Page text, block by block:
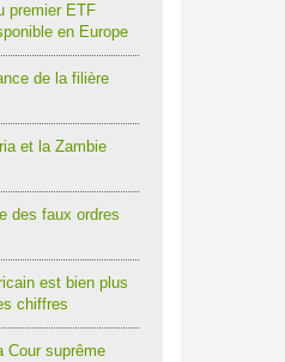
premier ETF
en Europe
de la filière
et la Zambie
des faux ordres
est bien plus
chiffres
Cour suprême